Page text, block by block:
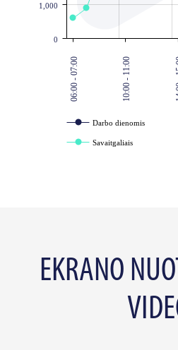
06:00 - 07:00 10:00 - 11:00
0
1,000
Darbo dienomis
Savaitgaliais
EKRANO